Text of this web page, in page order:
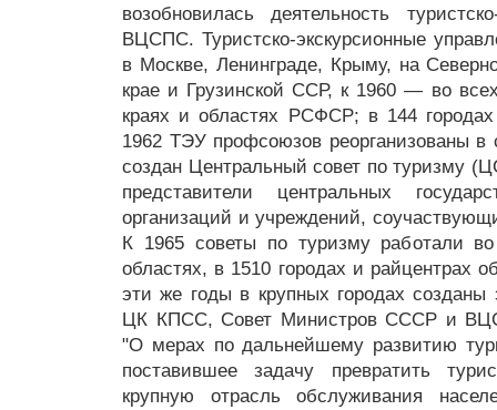
возобновилась деятельность
ВЦСПС. Туристско-экскурсионные
в Москве, Ленинграде, Крыму, на
крае и Грузинской ССР, к 1960 — во
краях и областях РСФСР; в 144
1962 ТЭУ профсоюзов реорганизованы в
создан Центральный совет по туризму
представители центральных
организаций и учреждений,
К 1965 советы по туризму работали
областях, в 1510 городах и райцентрах
эти же годы в крупных городах
ЦК КПСС, Совет Министров СССР и
"О мерах по дальнейшему развитию
поставившее задачу превратить
крупную отрасль обслуживания